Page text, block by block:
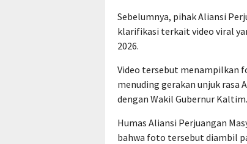
Sebelumnya, pihak Aliansi
klarifikasi terkait video viral
2026.
Video tersebut menampilkan
menuding gerakan unjuk rasa
dengan Wakil Gubernur Kaltim.
Humas Aliansi Perjuangan
bahwa foto tersebut diambil